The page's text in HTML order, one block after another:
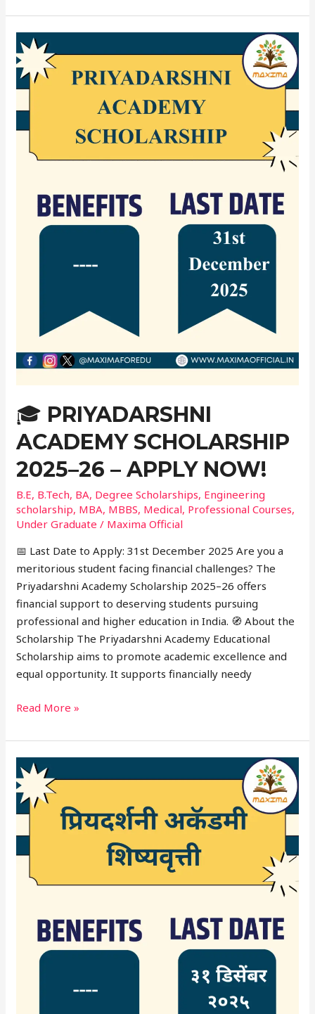
🎓 PRIYADARSHNI
ACADEMY SCHOLARSHIP
2025–26 – APPLY NOW!
B.E, B.Tech, BA, Degree Scholarships, Engineering
scholarship, MBA, MBBS, Medical, Professional Courses,
Under Graduate / Maxima Official
📅 Last Date to Apply: 31st December 2025 Are you a
meritorious student facing financial challenges? The
Priyadarshni Academy Scholarship 2025–26 offers
financial support to deserving students pursuing
professional and higher education in India. 🧭 About the
Scholarship The Priyadarshni Academy Educational
Scholarship aims to promote academic excellence and
equal opportunity. It supports financially needy
🎓
Priyadarshni
Academy
Scholarship
2025–
26
Apply
Read More »
प्रियदर्शनी
अकॅडमी
शिष्यवृत्ती
२०२६